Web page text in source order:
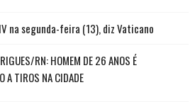
na segunda-feira (13), diz Vaticano
RN: HOMEM DE 26 ANOS É
A TIROS NA CIDADE